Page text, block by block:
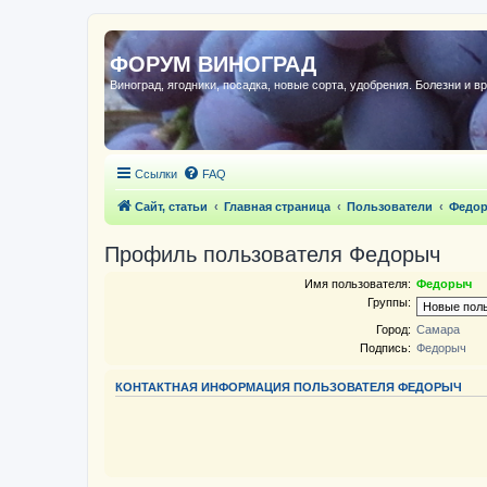
ФОРУМ ВИНОГРАД
Виноград, ягодники, посадка, новые сорта, удобрения. Болезни и
Ссылки FAQ
Сайт, статьи Главная страница Пользователи
Профиль пользователя Федорыч
Имя пользователя: Федорыч
Группы:
Город: Самара
Подпись: Федорыч
КОНТАКТНАЯ ИНФОРМАЦИЯ ПОЛЬЗОВАТЕЛЯ ФЕДОРЫЧ